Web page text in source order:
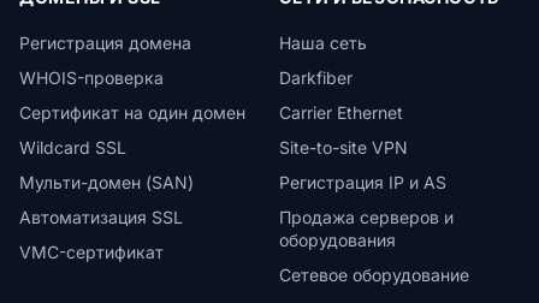
Регистрация домена
WHOIS-проверка
Сертификат на один домен
Wildcard SSL
Мульти-домен (SAN)
Автоматизация SSL
VMC-сертификат
Наша сеть
Darkfiber
Carrier Ethernet
Site-to-site VPN
Регистрация IP и AS
Продажа серверов и
оборудования
Сетевое оборудование